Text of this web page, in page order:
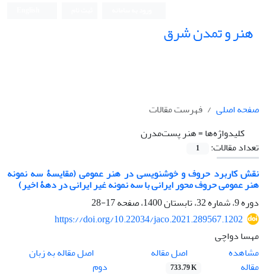
هنر و تمدن شرق
صفحه اصلی
فهرست مقالات
کلیدواژه‌ها =هنر پست‌مدرن
تعداد مقالات:
1
نقش کاربرد حروف و خوشنویسی در هنر عمومی (مقایسۀ سه نمونه
هنر عمومی حروف محور ایرانی با سه نمونه غیر ایرانی در دهۀ اخیر)
دوره 9، شماره 32، تابستان 1400، صفحه
17-28
https://doi.org/10.22034/jaco.2021.289567.1202
مهسا دواچی
مشاهده
مقاله
اصل مقاله
733.79 K
اصل مقاله به زبان
دوم